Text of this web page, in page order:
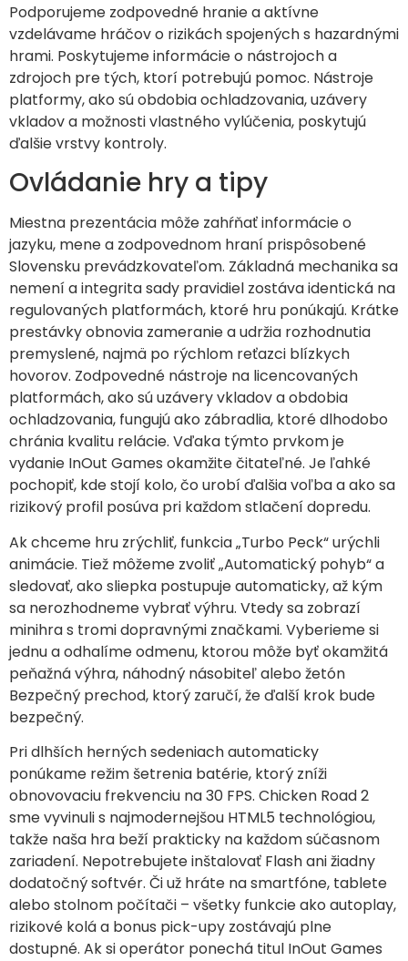
Podporujeme zodpovedné hranie a aktívne
vzdelávame hráčov o rizikách spojených s hazardnými
hrami. Poskytujeme informácie o nástrojoch a
zdrojoch pre tých, ktorí potrebujú pomoc. Nástroje
platformy, ako sú obdobia ochladzovania, uzávery
vkladov a možnosti vlastného vylúčenia, poskytujú
ďalšie vrstvy kontroly.
Ovládanie hry a tipy
Miestna prezentácia môže zahŕňať informácie o
jazyku, mene a zodpovednom hraní prispôsobené
Slovensku prevádzkovateľom. Základná mechanika sa
nemení a integrita sady pravidiel zostáva identická na
regulovaných platformách, ktoré hru ponúkajú. Krátke
prestávky obnovia zameranie a udržia rozhodnutia
premyslené, najmä po rýchlom reťazci blízkych
hovorov. Zodpovedné nástroje na licencovaných
platformách, ako sú uzávery vkladov a obdobia
ochladzovania, fungujú ako zábradlia, ktoré dlhodobo
chránia kvalitu relácie. Vďaka týmto prvkom je
vydanie InOut Games okamžite čitateľné. Je ľahké
pochopiť, kde stojí kolo, čo urobí ďalšia voľba a ako sa
rizikový profil posúva pri každom stlačení dopredu.
Ak chceme hru zrýchliť, funkcia „Turbo Peck“ urýchli
animácie. Tiež môžeme zvoliť „Automatický pohyb“ a
sledovať, ako sliepka postupuje automaticky, až kým
sa nerozhodneme vybrať výhru. Vtedy sa zobrazí
minihra s tromi dopravnými značkami. Vyberieme si
jednu a odhalíme odmenu, ktorou môže byť okamžitá
peňažná výhra, náhodný násobiteľ alebo žetón
Bezpečný prechod, ktorý zaručí, že ďalší krok bude
bezpečný.
Pri dlhších herných sedeniach automaticky
ponúkame režim šetrenia batérie, ktorý zníži
obnovovaciu frekvenciu na 30 FPS. Chicken Road 2
sme vyvinuli s najmodernejšou HTML5 technológiou,
takže naša hra beží prakticky na každom súčasnom
zariadení. Nepotrebujete inštalovať Flash ani žiadny
dodatočný softvér. Či už hráte na smartfóne, tablete
alebo stolnom počítači – všetky funkcie ako autoplay,
rizikové kolá a bonus pick-upy zostávajú plne
dostupné. Ak si operátor ponechá titul InOut Games